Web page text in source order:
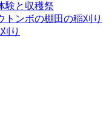
験と収穫祭
ンボの棚田の稲刈り
り